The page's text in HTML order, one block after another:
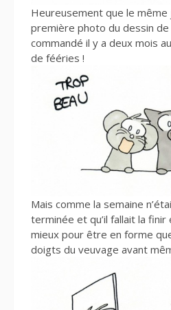
Heureusement que le même
première photo du dessin
commandé il y a deux mois
de fééries !
Mais comme la semaine
terminée et qu’il fallait la
mieux pour être en forme
doigts du veuvage avant